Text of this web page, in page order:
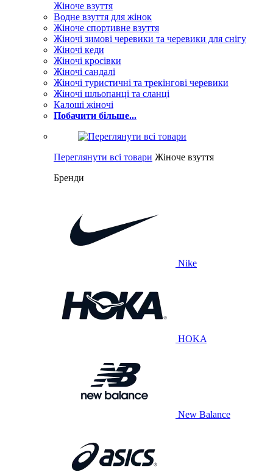
Жіноче взуття
Водне взуття для жінок
Жіноче спортивне взуття
Жіночі зимові черевики та черевики для снігу
Жіночі кеди
Жіночі кросівки
Жіночі сандалі
Жіночі туристичні та трекінгові черевики
Жіночі шльопанці та сланці
Калоші жіночі
Побачити більше...
Переглянути всі товари Жіноче взуття
Бренди
Nike
HOKA
New Balance